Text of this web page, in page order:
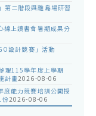
第二階段與離島場研習
線上讀書會暑期成果分
設計競賽」活動
理115學年度上學期
計畫2026-08-06
能力競賽培訓公開授
份2026-08-06